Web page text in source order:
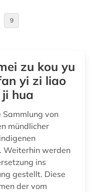
biologische anthropologie (1)
(2)
9
zu kou yu
yi zi liao
hua
von
mündlicher
Weiterhin werden
ins
gestellt. Diese
der vom